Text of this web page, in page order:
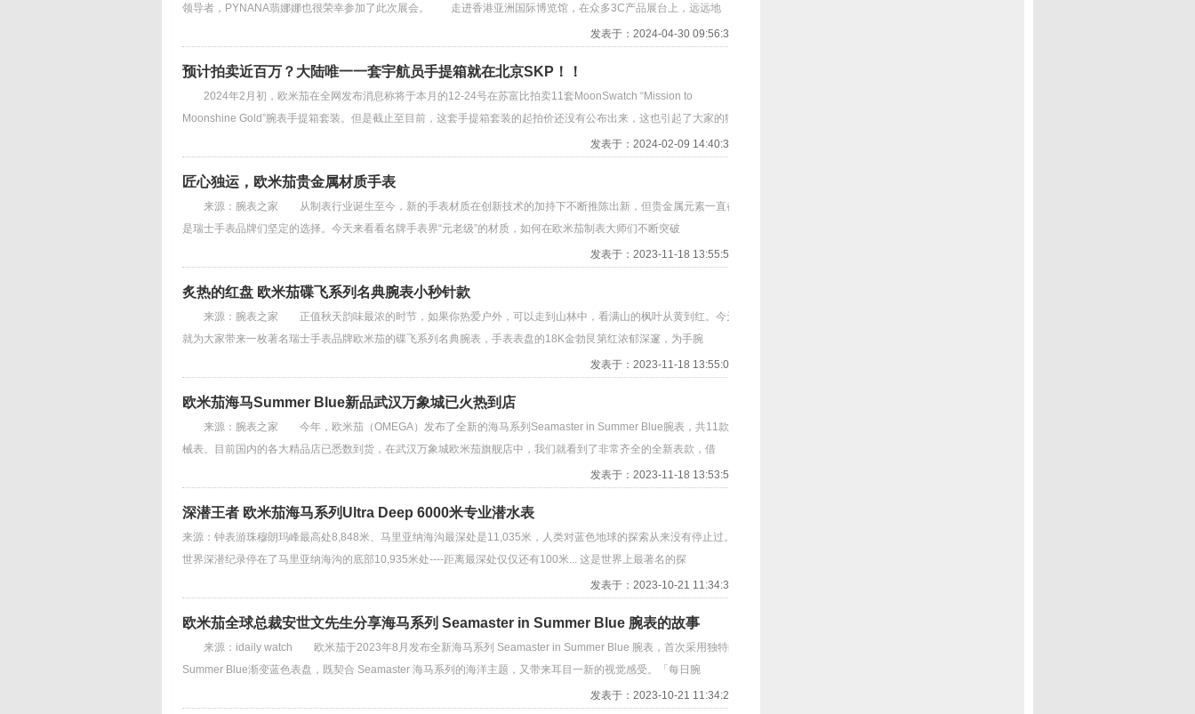
领导者，PYNANA翡娜娜也很荣幸参加了此次展会。 走进香港亚洲国际博览馆，在众多3C产品展台上，远远地
发表于：2024-04-30 09:56:38
预计拍卖近百万？大陆唯一一套宇航员手提箱就在北京SKP！！
2024年2月初，欧米茄在全网发布消息称将于本月的12-24号在苏富比拍卖11套MoonSwatch “Mission to
Moonshine Gold”腕表手提箱套装。但是截止至目前，这套手提箱套装的起拍价还没有公布出来，这也引起了大家的猜
发表于：2024-02-09 14:40:32
匠心独运，欧米茄贵金属材质手表
来源：腕表之家 从制表行业诞生至今，新的手表材质在创新技术的加持下不断推陈出新，但贵金属元素一直都
是瑞士手表品牌们坚定的选择。今天来看看名牌手表界“元老级”的材质，如何在欧米茄制表大师们不断突破
发表于：2023-11-18 13:55:56
炙热的红盘 欧米茄碟飞系列名典腕表小秒针款
来源：腕表之家 正值秋天韵味最浓的时节，如果你热爱户外，可以走到山林中，看满山的枫叶从黄到红。今天
就为大家带来一枚著名瑞士手表品牌欧米茄的碟飞系列名典腕表，手表表盘的18K金勃艮第红浓郁深邃，为手腕
发表于：2023-11-18 13:55:04
欧米茄海马Summer Blue新品武汉万象城已火热到店
来源：腕表之家 今年，欧米茄（OMEGA）发布了全新的海马系列Seamaster in Summer Blue腕表，共11款机
械表。目前国内的各大精品店已悉数到货，在武汉万象城欧米茄旗舰店中，我们就看到了非常齐全的全新表款，借
发表于：2023-11-18 13:53:50
深潜王者 欧米茄海马系列Ultra Deep 6000米专业潜水表
来源：钟表游珠穆朗玛峰最高处8,848米、马里亚纳海沟最深处是11,035米，人类对蓝色地球的探索从来没有停止过。
世界深潜纪录停在了马里亚纳海沟的底部10,935米处----距离最深处仅仅还有100米... 这是世界上最著名的探
发表于：2023-10-21 11:34:39
欧米茄全球总裁安世文先生分享海马系列 Seamaster in Summer Blue 腕表的故事
来源：idaily watch 欧米茄于2023年8月发布全新海马系列 Seamaster in Summer Blue 腕表，首次采用独特的
Summer Blue渐变蓝色表盘，既契合 Seamaster 海马系列的海洋主题，又带来耳目一新的视觉感受。「每日腕
发表于：2023-10-21 11:34:21